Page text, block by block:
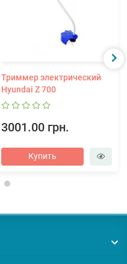
Триммер электрический
Hyundai Z 700
3001.00 грн.
Купить